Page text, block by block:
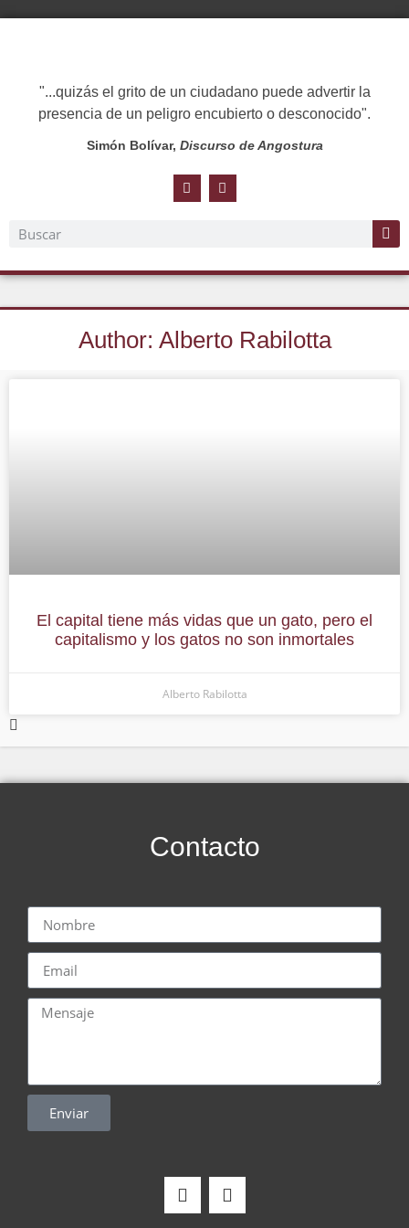
"...quizás el grito de un ciudadano puede advertir la
presencia de un peligro encubierto o desconocido".
Simón Bolívar, Discurso de Angostura
Author: Alberto Rabilotta
El capital tiene más vidas que un gato, pero el
capitalismo y los gatos no son inmortales
Alberto Rabilotta
Contacto
Enviar